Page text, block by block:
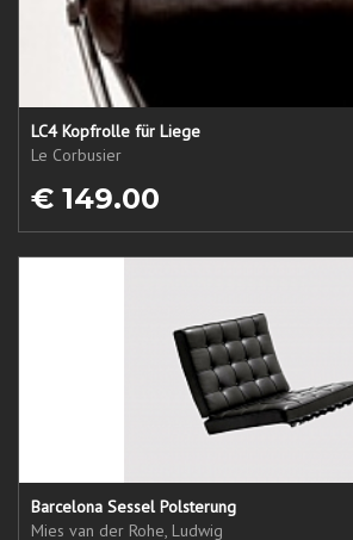
LC4 Kopfrolle für Liege
Le Corbusier
€ 149.00
Barcelona Sessel Polsterung
Mies van der Rohe, Ludwig